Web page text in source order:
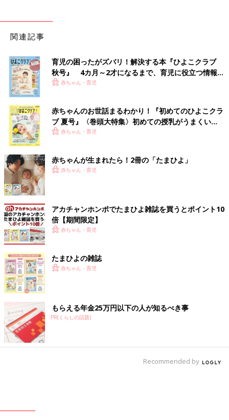
関連記事
育児の困ったがズバリ！解決する本『ひよこクラブ
秋号』 4カ月～2才になるまで、育児に役立つ情報が
いっぱい！
赤ちゃん・育児
赤ちゃんのお世話まるわかり！『初めてのひよこクラ
ブ 夏号』〈巻頭大特集〉初めての授乳がうまくい
く！ おっぱい・ミルクの基本と夏のトラブル 解決テ
赤ちゃん・育児
赤ちゃんが生まれたら！2冊の「たまひよ」
赤ちゃん・育児
アカチャンホンポでたまひよ雑誌を買うとポイント10
倍【期間限定】
赤ちゃん・育児
たまひよの雑誌
赤ちゃん・育児
もらえる年金25万円以下の人が知るべき事
PR(くらしの話題)
Recommended by